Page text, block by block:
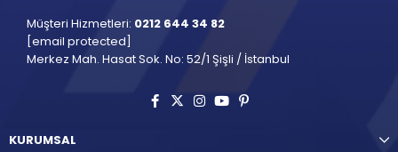
Müşteri Hizmetleri: 0212 644 34 82
[email protected]
Merkez Mah. Hasat Sok. No: 52/1 Şişli / İstanbul
KURUMSAL